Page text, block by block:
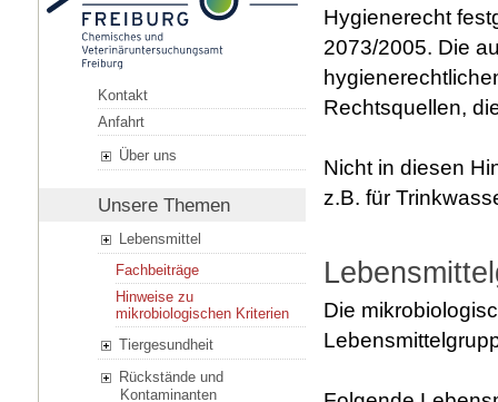
Kontakt
Anfahrt
Über uns
Unsere Themen
Lebensmittel
Fachbeiträge
Hinweise zu
mikrobiologischen Kriterien
Tiergesundheit
Rückstände und
Kontaminanten
Hygienerecht
2073/2005. Die
Rechtsquellen,
Nicht in diesen
z.B. für
Die